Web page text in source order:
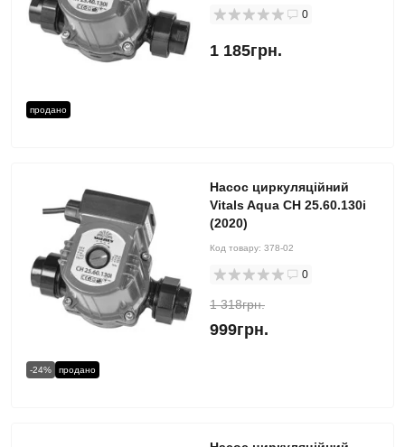
продано
0
1 185грн.
-24% продано
Насос циркуляційний
Vitals Aqua CH 25.60.130i
(2020)
Код товару: 378-02
0
1 318грн.
999грн.